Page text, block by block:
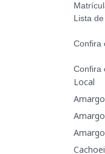
Lista
Confira
Confira
Local